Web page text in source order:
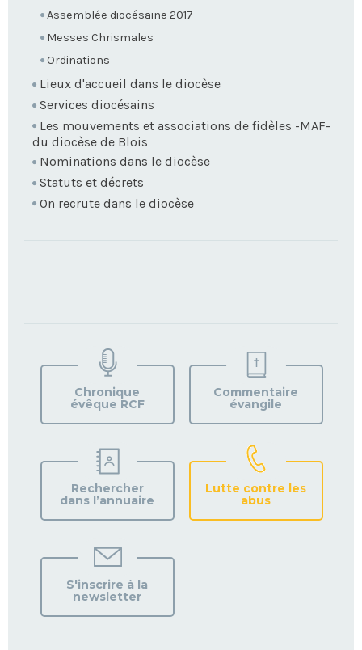
Assemblée diocésaine 2017
Messes Chrismales
Ordinations
Lieux d'accueil dans le diocèse
Services diocésains
Les mouvements et associations de fidèles -MAF-
du diocèse de Blois
Nominations dans le diocèse
Statuts et décrets
On recrute dans le diocèse
VOTRE
PAROISSE
Chronique
évêque RCF
Commentaire
évangile
Rechercher
dans l’annuaire
Lutte contre les
abus
S'inscrire à la
newsletter